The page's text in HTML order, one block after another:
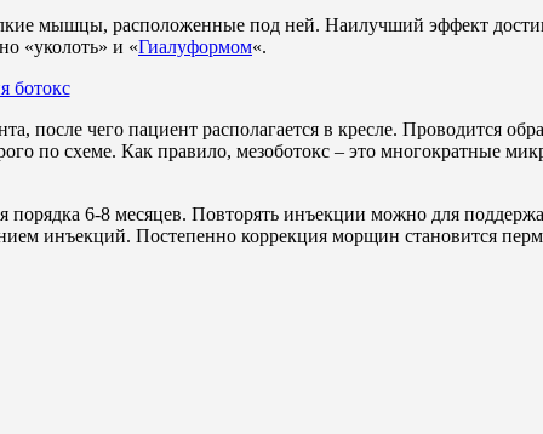
мышцы, расположенные под ней. Наилучший эффект
«уколоть» и «Гиалуформом«.
после чего пациент располагается в кресле. Проводится
по схеме. Как правило, мезоботокс – это многократные
6-8 месяцев. Повторять инъекции можно для
инъекций. Постепенно коррекция морщин становится